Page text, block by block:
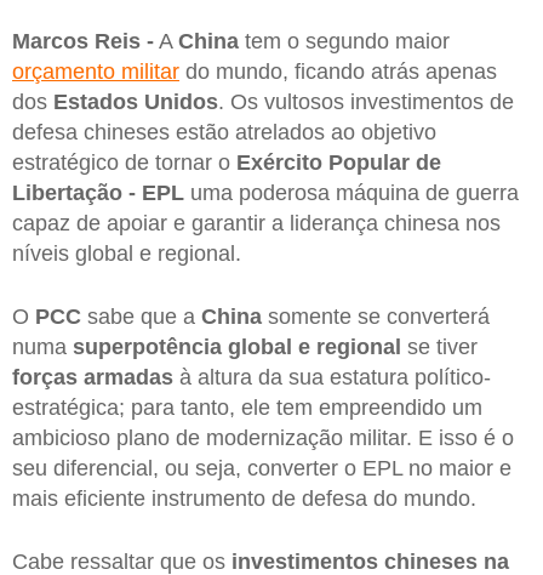
Marcos Reis - A China tem o segundo maior
orçamento militar do mundo, ficando atrás apenas
dos Estados Unidos. Os vultosos investimentos de
defesa chineses estão atrelados ao objetivo
estratégico de tornar o Exército Popular de
Libertação - EPL uma poderosa máquina de guerra
capaz de apoiar e garantir a liderança chinesa nos
níveis global e regional.
O PCC sabe que a China somente se converterá
numa superpotência global e regional se tiver
forças armadas à altura da sua estatura político-
estratégica; para tanto, ele tem empreendido um
ambicioso plano de modernização militar. E isso é o
seu diferencial, ou seja, converter o EPL no maior e
mais eficiente instrumento de defesa do mundo.
Cabe ressaltar que os investimentos chineses na